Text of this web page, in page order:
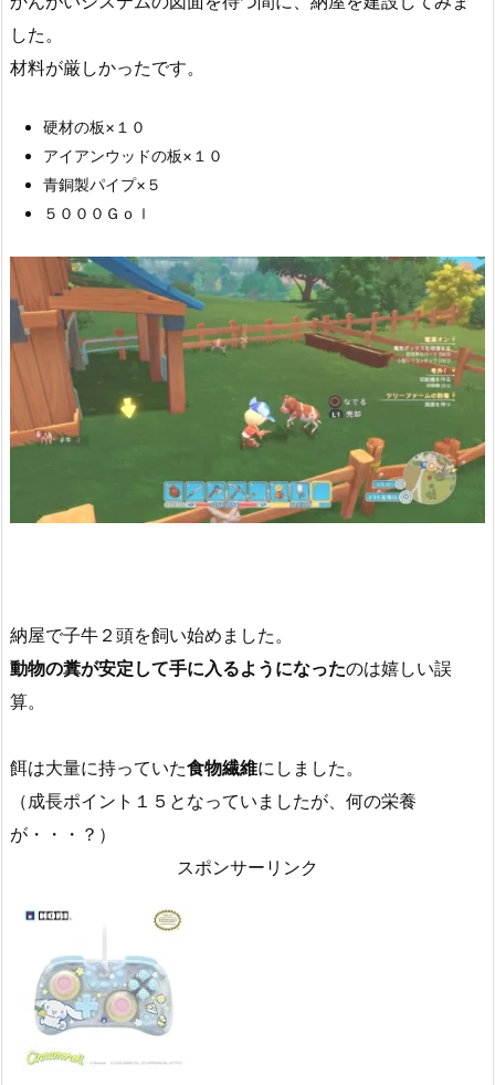
した。
材料が厳しかったです。
硬材の板×１０
アイアンウッドの板×１０
青銅製パイプ×５
５０００Ｇｏｌ
納屋で子牛２頭を飼い始めました。
動物の糞が安定して手に入るようになったのは嬉しい誤
算。
餌は大量に持っていた食物繊維にしました。
（成長ポイント１５となっていましたが、何の栄養
が・・・？）
スポンサーリンク